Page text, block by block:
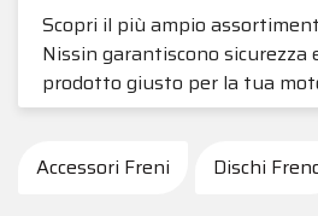
Scopri il più ampio
Nissin garantiscono
prodotto giusto per la tua
Accessori Freni Dischi